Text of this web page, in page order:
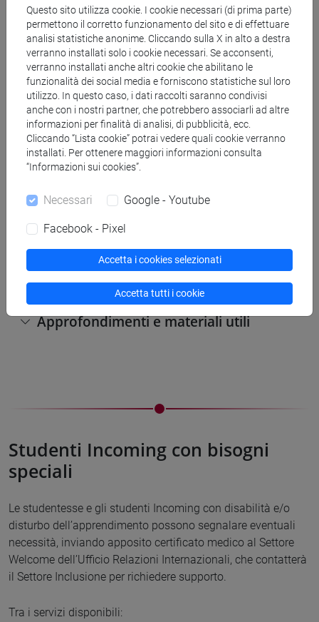
delle informazioni richieste sul sito dell'Università e il
caricamento dei documenti come indicato sopra —entro un
mesedal ricevimento delle istruzioni di registrazione da
parte del Settore Accoglienza.
Prima di partire per Venezia
Prima di lasciare Venezia
Approfondimenti e materiali utili
Studenti Incoming con bisogni
speciali
Le studentesse e gli studenti Incoming con disabilità e/o
disturbo dell’apprendimento possono segnalare eventuali
necessità, inviando apposito certificato medico al Settore
Welcome dell’Ufficio Relazioni Internazionali, che contatterà
il Settore Inclusione per richiedere supporto.
Tra i servizi disponibili:
Questo sito utilizza cookie. I cookie necessari (di prima parte)
permettono il corretto funzionamento del sito e di effettuare
analisi statistiche anonime. Cliccando sulla X in alto a destra
verranno installati solo i cookie necessari. Se acconsenti,
verranno installati anche altri cookie che abilitano le
funzionalità dei social media e forniscono statistiche sul loro
utilizzo. In questo caso, i dati raccolti saranno condivisi
anche con i nostri partner, che potrebbero associarli ad altre
informazioni per finalità di analisi, di pubblicità, ecc.
Cliccando “Lista cookie” potrai vedere quali cookie verranno
installati. Per ottenere maggiori informazioni consulta
“Informazioni sui cookies”.
Necessari Google - Youtube
Facebook - Pixel
Accetta i cookies selezionati
Accetta tutti i cookie